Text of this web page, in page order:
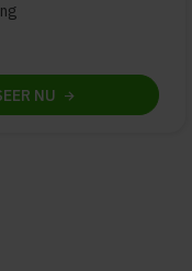
NU